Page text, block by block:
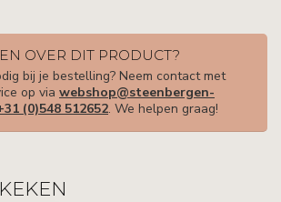
OVER DIT PRODUCT?
bij je bestelling? Neem contact met
op via webshop@steenbergen-
(0)548 512652. We helpen graag!